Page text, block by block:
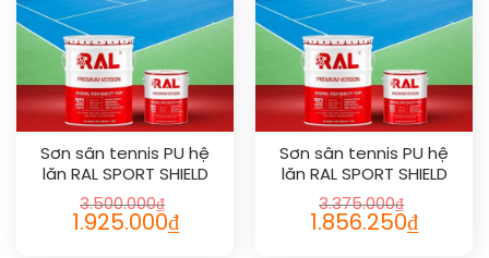
Sơn sân tennis PU hệ
lăn RAL SPORT SHIELD
1014
3.500.000₫
1.925.000₫
Sơn sân tennis PU hệ
lăn RAL SPORT SHIELD
1019
3.375.000₫
1.856.250₫